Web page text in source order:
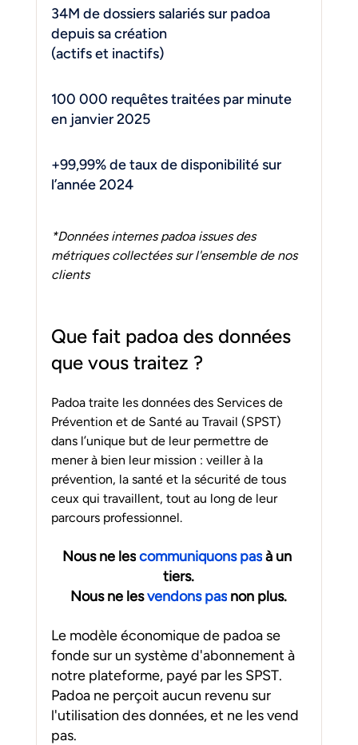
34M de dossiers salariés sur padoa
depuis sa création
(actifs et inactifs)
100 000 requêtes traitées par minute
en janvier 2025
+99,99% de taux de disponibilité sur
l’année 2024
*Données internes padoa issues des
métriques collectées sur l'ensemble de nos
clients
Que fait padoa des données
que vous traitez ?
Padoa traite les données des Services de
Prévention et de Santé au Travail (SPST)
dans l’unique but de leur permettre de
mener à bien leur mission : veiller à la
prévention, la santé et la sécurité de tous
ceux qui travaillent, tout au long de leur
parcours professionnel.
Nous ne les communiquons pas à un
tiers.
Nous ne les vendons pas non plus.
Le modèle économique de padoa se
fonde sur un système d'abonnement à
notre plateforme, payé par les SPST.
Padoa ne perçoit aucun revenu sur
l'utilisation des données, et ne les vend
pas.